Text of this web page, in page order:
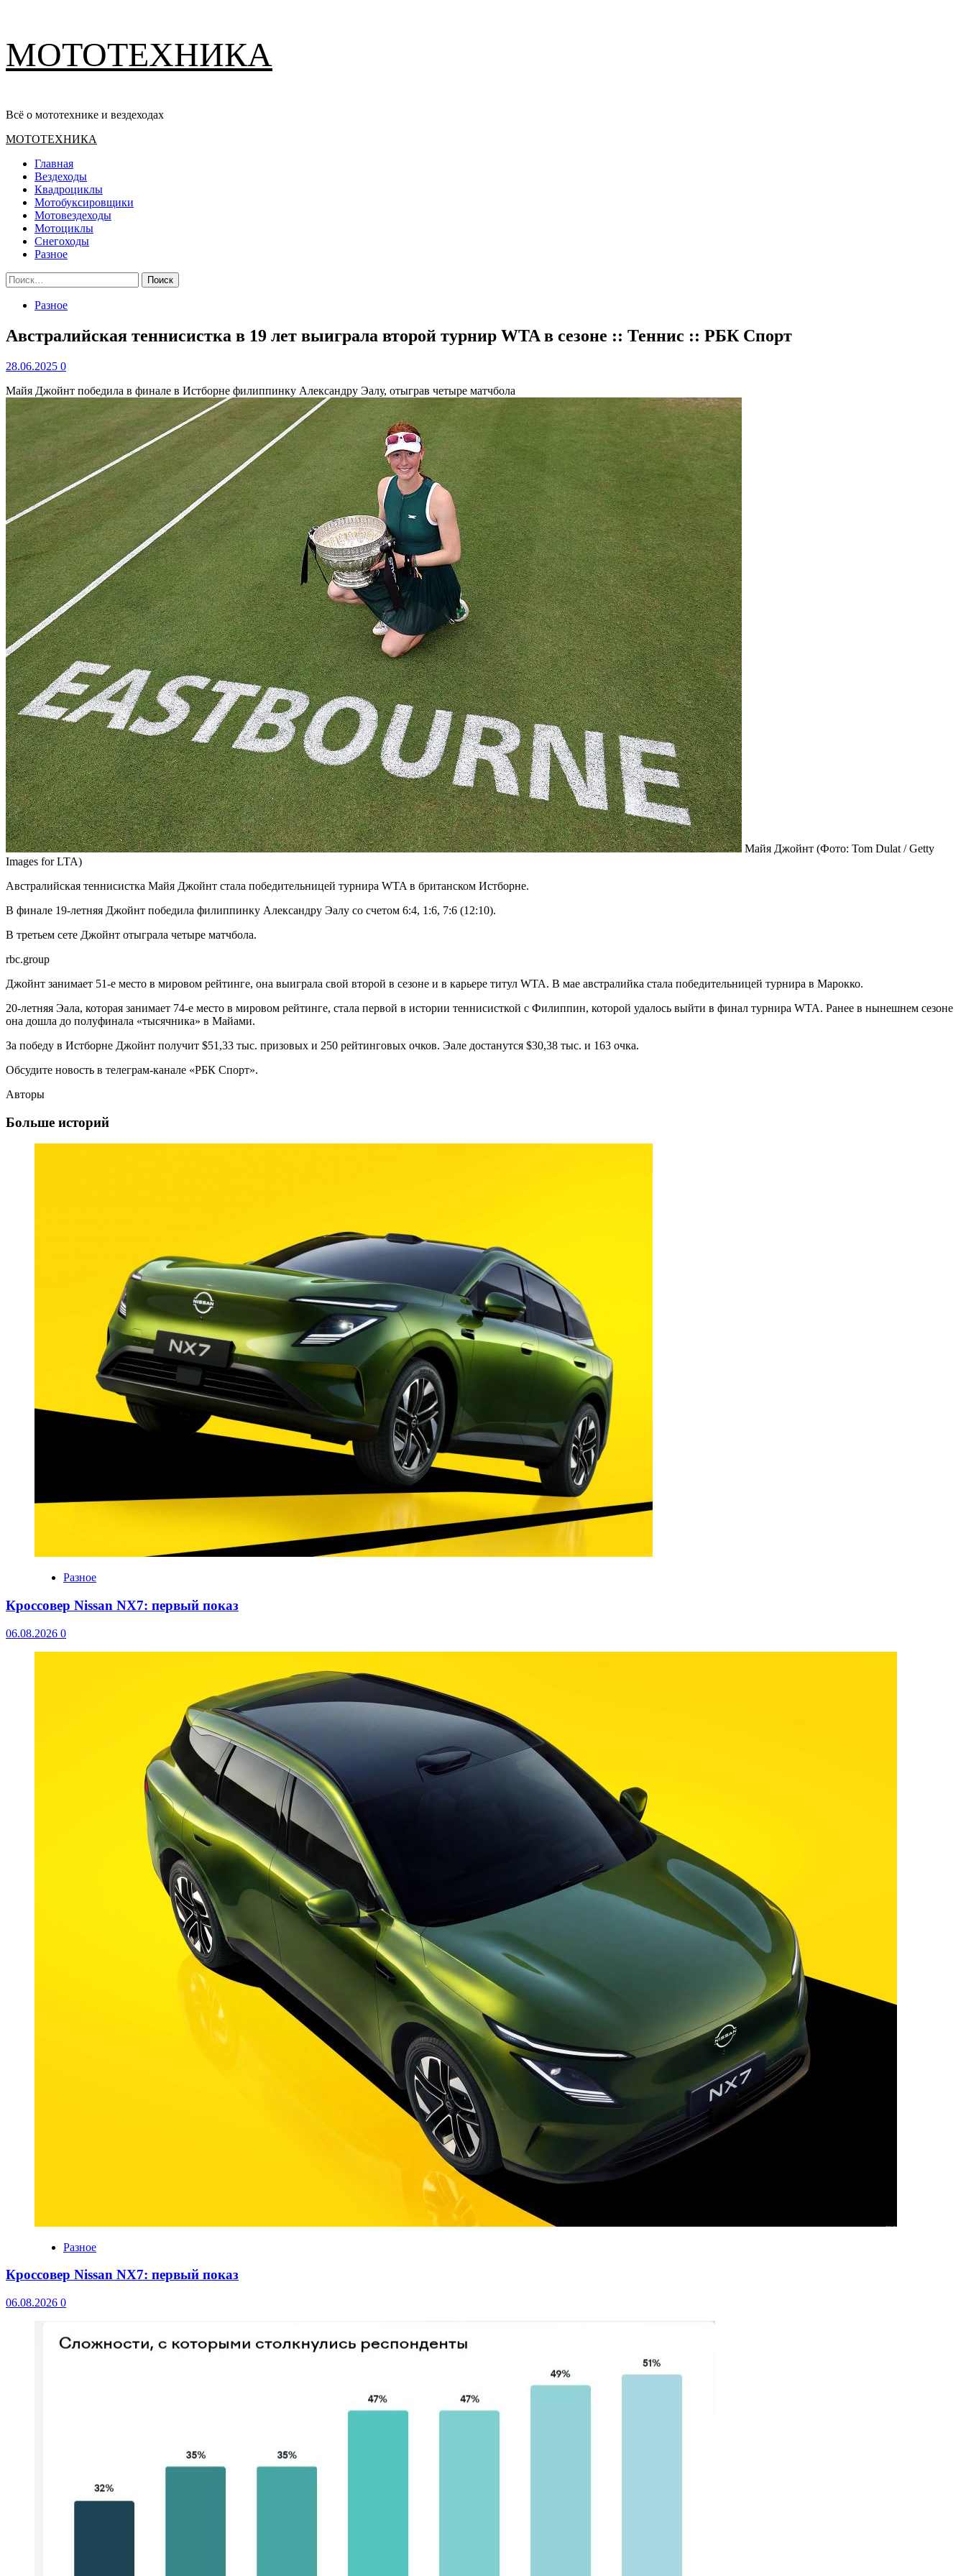
содержимому
МОТОТЕХНИКА
Всё о мототехнике и вездеходах
Основное
МОТОТЕХНИКА
Главная
Вездеходы
Квадроциклы
Мотобуксировщики
Мотовездеходы
Мотоциклы
Снегоходы
Разное
Найти:
Разное
Австралийская теннисистка в 19 лет выиграла второй турнир WTA в сезоне :: Теннис :: РБК Спорт
28.06.2025 0
Майя Джойнт победила в финале в Истборне филиппинку Александру Эалу, отыграв четыре матчбола
Майя Джойнт (Фото: Tom Dulat / Getty
Images for LTA)
Австралийская теннисистка Майя Джойнт стала победительницей турнира WTA в британском Истборне.
В финале 19-летняя Джойнт победила филиппинку Александру Эалу со счетом 6:4, 1:6, 7:6 (12:10).
В третьем сете Джойнт отыграла четыре матчбола.
rbc.group
Джойнт занимает 51-е место в мировом рейтинге, она выиграла свой второй в сезоне и в карьере титул WTA. В мае австралийка стала победительницей турнира в Марокко.
20-летняя Эала, которая занимает 74-е место в мировом рейтинге, стала первой в истории теннисисткой с Филиппин, которой удалось выйти в финал турнира WTA. Ранее в нынешнем сезоне
она дошла до полуфинала «тысячника» в Майами.
За победу в Истборне Джойнт получит $51,33 тыс. призовых и 250 рейтинговых очков. Эале достанутся $30,38 тыс. и 163 очка.
Обсудите новость в телеграм-канале «РБК Спорт».
Авторы
Больше историй
Разное
Кроссовер Nissan NX7: первый показ
06.08.2026 0
Разное
Кроссовер Nissan NX7: первый показ
06.08.2026 0